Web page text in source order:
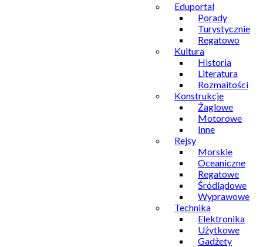
Eduportal
Porady
Turystycznie
Regatowo
Kultura
Historia
Literatura
Rozmaitości
Konstrukcje
Żaglowe
Motorowe
Inne
Rejsy
Morskie
Oceaniczne
Regatowe
Śródlądowe
Wyprawowe
Technika
Elektronika
Użytkowe
Gadżety